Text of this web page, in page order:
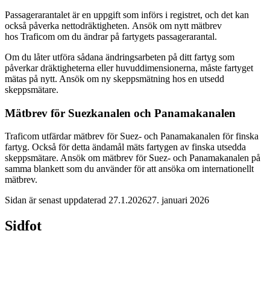
Passagerarantalet är en uppgift som införs i registret, och det kan
också påverka nettodräktigheten. Ansök om nytt mätbrev
hos Traficom om du ändrar på fartygets passagerarantal.
Om du låter utföra sådana ändringsarbeten på ditt fartyg som
påverkar dräktigheterna eller huvuddimensionerna, måste fartyget
mätas på nytt. Ansök om ny skeppsmätning hos en utsedd
skeppsmätare.
Mätbrev för Suezkanalen och Panamakanalen
Traficom utfärdar mätbrev för Suez- och Panamakanalen för finska
fartyg. Också för detta ändamål mäts fartygen av finska utsedda
skeppsmätare. Ansök om mätbrev för Suez- och Panamakanalen på
samma blankett som du använder för att ansöka om internationellt
mätbrev.
Sidan är senast uppdaterad 27.1.202627. januari 2026
Sidfot